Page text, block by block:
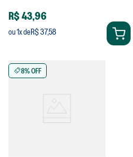
R$ 43,96
ou1x deR$ 37,58
8% OFF